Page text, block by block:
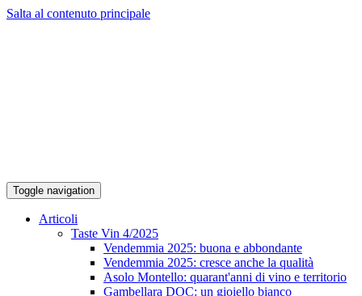
Salta al contenuto principale
Toggle navigation
Articoli
Taste Vin 4/2025
Vendemmia 2025: buona e abbondante
Vendemmia 2025: cresce anche la qualità
Asolo Montello: quarant'anni di vino e territorio
Gambellara DOC: un gioiello bianco